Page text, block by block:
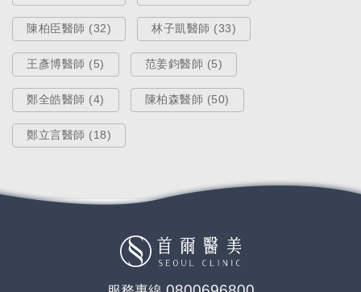
不再只追求鼻樑的高度？更精細的
陳柏臣醫師 (32) 林子凱醫師 (33)
王彥博醫師 (5) 范姜鈞醫師 (5)
鄭全皓醫師 (4) 陳柏森醫師 (50)
鄭立言醫師 (18)